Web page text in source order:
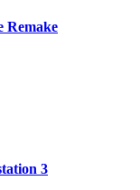
Remake
3